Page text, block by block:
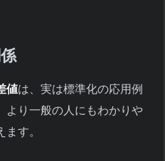
値は、実は標準化の応用例
より一般の人にもわかりや
す。